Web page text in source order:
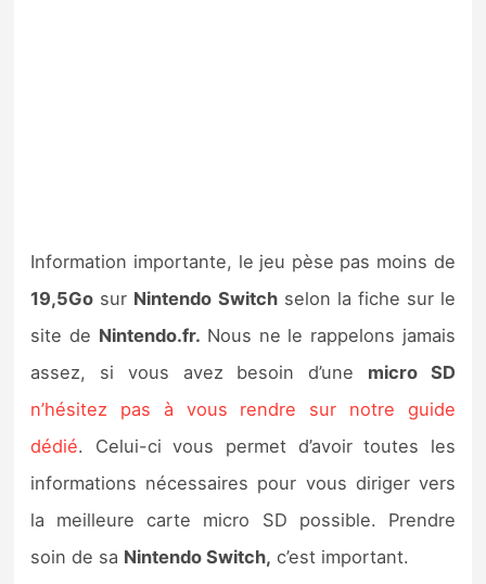
Information importante, le jeu pèse pas moins de
19,5Go sur Nintendo Switch selon la fiche sur le
site de Nintendo.fr. Nous ne le rappelons jamais
assez, si vous avez besoin d’une micro SD
n’hésitez pas à vous rendre sur notre guide
dédié. Celui-ci vous permet d’avoir toutes les
informations nécessaires pour vous diriger vers
la meilleure carte micro SD possible. Prendre
soin de sa Nintendo Switch, c’est important.